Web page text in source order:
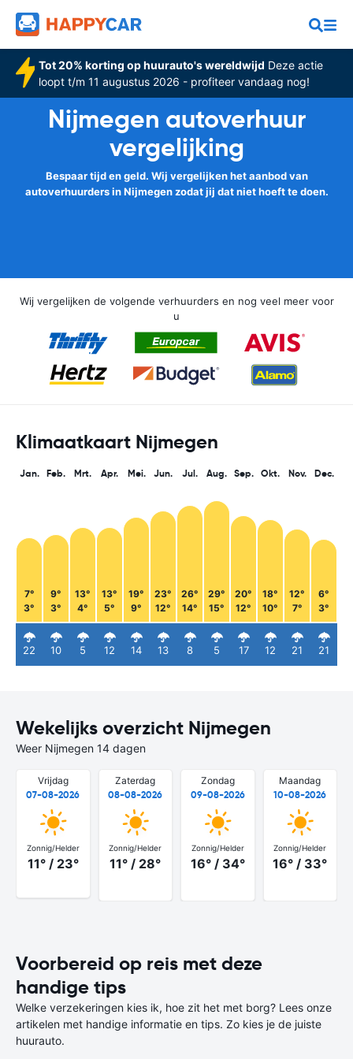
Tot 20% korting op huurauto's wereldwijd Deze actie
loopt t/m 11 augustus 2026 - profiteer vandaag nog!
Nijmegen autoverhuur
vergelijking
Bespaar tijd en geld. Wij vergelijken het aanbod van
autoverhuurders in Nijmegen zodat jij dat niet hoeft te doen.
Wij vergelijken de volgende verhuurders en nog veel meer voor
u
Klimaatkaart Nijmegen
Jan.
7°
3°
22
Feb.
9°
3°
10
Mrt.
13°
4°
5
Apr.
13°
5°
12
Mei.
19°
9°
14
Jun.
23°
12°
13
Jul.
26°
14°
8
Aug.
29°
15°
5
Sep.
20°
12°
17
Okt.
18°
10°
12
Nov.
12°
7°
21
Dec.
6°
3°
21
Wekelijks overzicht Nijmegen
Weer Nijmegen 14 dagen
Vrijdag
07-08-2026
Zonnig/Helder
11° / 23°
Zaterdag
08-08-2026
Zonnig/Helder
11° / 28°
Zondag
09-08-2026
Zonnig/Helder
16° / 34°
Maandag
10-08-2026
Zonnig/Helder
16° / 33°
Voorbereid op reis met deze
handige tips
Welke verzekeringen kies ik, hoe zit het met borg? Lees onze
artikelen met handige informatie en tips. Zo kies je de juiste
huurauto.